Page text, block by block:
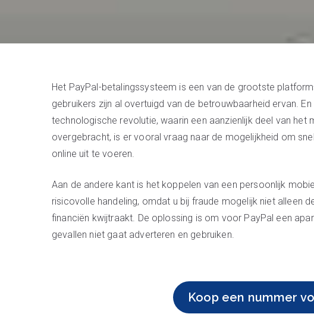
Het PayPal-betalingssysteem is een van de grootste
gebruikers zijn al overtuigd van de betrouwbaarheid ervan.
technologische revolutie, waarin een aanzienlijk deel van
overgebracht, is er vooral vraag naar de mogelijkheid om
online uit te voeren.
Aan de andere kant is het koppelen van een persoonlijk
risicovolle handeling, omdat u bij fraude mogelijk niet alleen
financiën kwijtraakt. De oplossing is om voor PayPal een
gevallen niet gaat adverteren en gebruiken.
Koop een nummer